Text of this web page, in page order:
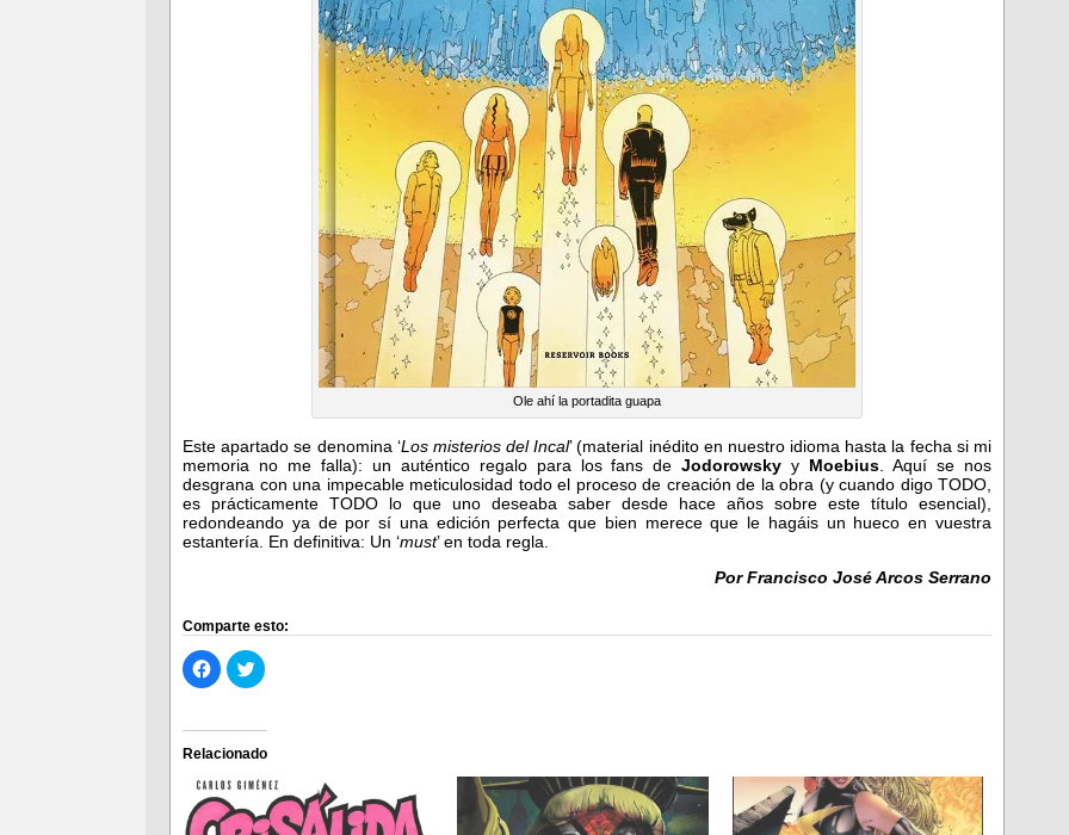
Ole ahí la portadita guapa
Este apartado se denomina ‘Los misterios del Incal’ (material inédito en nuestro idioma hasta la fecha si mi
memoria no me falla): un auténtico regalo para los fans deJodorowsky y Moebius. Aquí se nos
desgrana con una impecable meticulosidad todo el proceso de creación de la obra (y cuando digo TODO,
es prácticamente TODO lo que uno deseaba saber desde hace años sobre este título esencial),
redondeando ya de por sí una edición perfecta que bien merece que le hagáis un hueco en vuestra
estantería. En definitiva: Un ‘must’ en toda regla.
Por Francisco José Arcos Serrano
Comparte esto:
Haz
clic
para
Facebook
(Se
abre
en
una
ventana
nueva)
Haz
clic
Twitter
(Se
abre
en
una
ventana
nueva)
Relacionado